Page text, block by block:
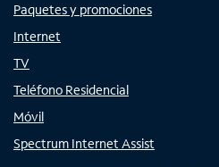
Paquetes y promociones
Internet
TV
Teléfono Residencial
Móvil
Spectrum Internet Assist